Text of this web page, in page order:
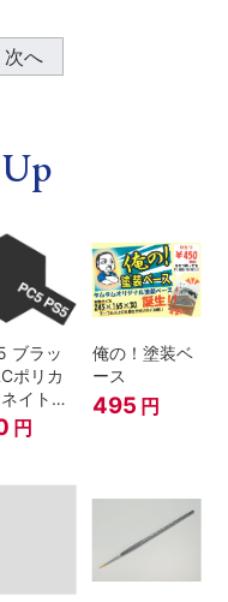
次へ
ブラッ
ポリカ
イトボ
装用)
円
俺の！塗装ベ
ース
495 円